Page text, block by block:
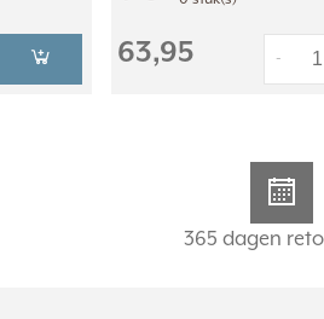
63,95 -
365 dagen